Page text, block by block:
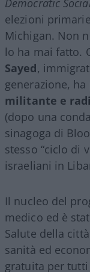
Democratic
elezioni
Michigan. Non
lo ha mai fatto.
Sayed,
generazione,
militante e
(dopo una
sinagoga di
stesso “ciclo di
israeliani in
Il nucleo del
medico ed è
Salute della
sanità ed
gratuita per